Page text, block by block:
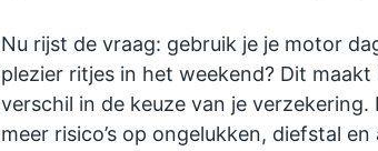
Nu rijst de vraag: gebruik je je motor
plezier ritjes in het weekend? Dit
verschil in de keuze van je
meer risico’s op ongelukken, diefstal